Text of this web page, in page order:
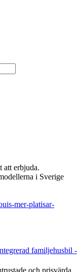
att erbjuda.
i Sverige
mer-platisar-
familjehusbil -
och prisvärda